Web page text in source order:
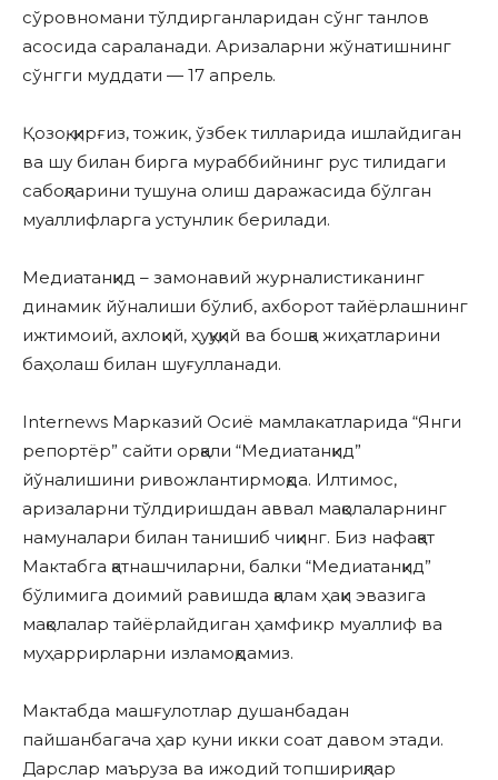
сўровномани тўлдирганларидан сўнг танлов
асосида сараланади. Аризаларни жўнатишнинг
сўнгги муддати — 17 апрель.
Қозоқ, қирғиз, тожик, ўзбек тилларида ишлайдиган
ва шу билан бирга мураббийнинг рус тилидаги
сабоқларини тушуна олиш даражасида бўлган
муаллифларга устунлик берилади.
Медиатанқид – замонавий журналистиканинг
динамик йўналиши бўлиб, ахборот тайёрлашнинг
ижтимоий, ахлоқий, ҳуқуқий ва бошқа жиҳатларини
баҳолаш билан шуғулланади.
Internews Марказий Осиё мамлакатларида “Янги
репортёр” сайти орқали “Медиатанқид”
йўналишини ривожлантирмоқда. Илтимос,
аризаларни тўлдиришдан аввал мақолаларнинг
намуналари билан танишиб чиқинг. Биз нафақат
Мактабга қатнашчиларни, балки “Медиатанқид”
бўлимига доимий равишда қалам ҳақи эвазига
мақолалар тайёрлайдиган ҳамфикр муаллиф ва
муҳаррирларни изламоқдамиз.
Мактабда машғулотлар душанбадан
пайшанбагача ҳар куни икки соат давом этади.
Дарслар маъруза ва ижодий топшириқлар